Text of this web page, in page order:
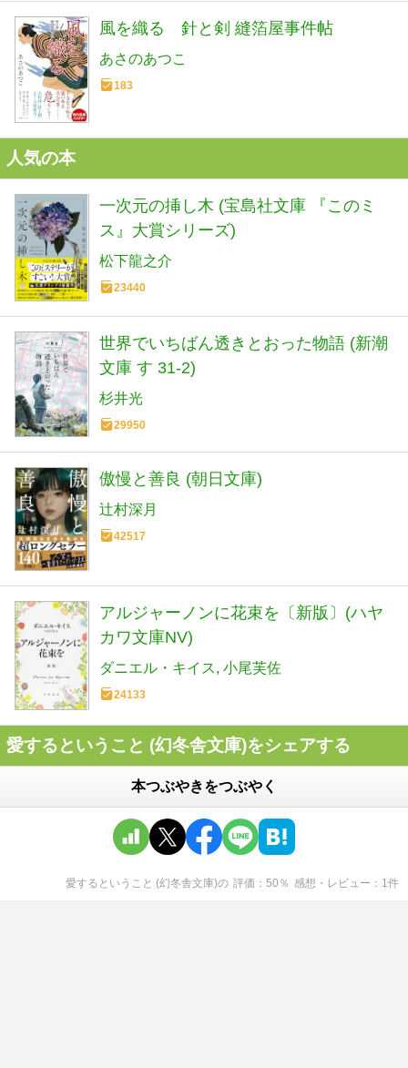
風を織る 針と剣 縫箔屋事件帖
あさのあつこ
183
人気の本
一次元の挿し木 (宝島社文庫 『このミ
ス』大賞シリーズ)
松下龍之介
23440
世界でいちばん透きとおった物語 (新潮
文庫 す 31-2)
杉井光
29950
傲慢と善良 (朝日文庫)
辻村深月
42517
アルジャーノンに花束を〔新版〕(ハヤ
カワ文庫NV)
ダニエル・キイス 小尾芙佐
24133
愛するということ (幻冬舎文庫)をシェアする
本つぶやきをつぶやく
愛するということ (幻冬舎文庫)の 評価 50 ％ 感想・レビュー 1 件